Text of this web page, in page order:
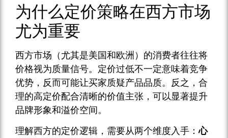
为什么定价策略在西方市场
尤为重要
西方市场（尤其是美国和欧洲）的消费者往往将
价格视为质量信号。定价过低不一定意味着竞争
优势，反而可能让买家质疑产品品质。反之，合
理的高定价配合清晰的价值主张，可以显著提升
品牌形象和溢价空间。
理解西方的定价逻辑，需要从两个维度入手：心